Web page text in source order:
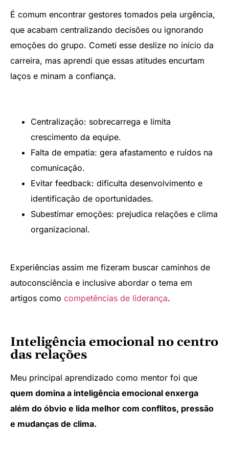
É comum encontrar gestores tomados pela urgência,
que acabam centralizando decisões ou ignorando
emoções do grupo. Cometi esse deslize no início da
carreira, mas aprendi que essas atitudes encurtam
laços e minam a confiança.
Centralização: sobrecarrega e limita
crescimento da equipe.
Falta de empatia: gera afastamento e ruídos na
comunicação.
Evitar feedback: dificulta desenvolvimento e
identificação de oportunidades.
Subestimar emoções: prejudica relações e clima
organizacional.
Experiências assim me fizeram buscar caminhos de
autoconsciência e inclusive abordar o tema em
artigos como competências de liderança.
Inteligência emocional no centro
das relações
Meu principal aprendizado como mentor foi que
quem domina a inteligência emocional enxerga
além do óbvio e lida melhor com conflitos, pressão
e mudanças de clima.